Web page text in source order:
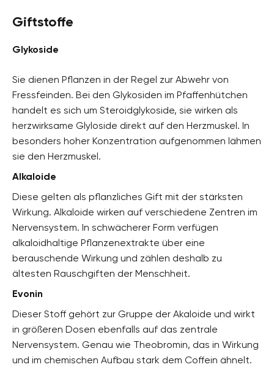
Giftstoffe
Glykoside
Sie dienen Pflanzen in der Regel zur Abwehr von
Fressfeinden. Bei den Glykosiden im Pfaffenhütchen
handelt es sich um Steroidglykoside, sie wirken als
herzwirksame Glyloside direkt auf den Herzmuskel. In
besonders hoher Konzentration aufgenommen lähmen
sie den Herzmuskel.
Alkaloide
Diese gelten als pflanzliches Gift mit der stärksten
Wirkung. Alkaloide wirken auf verschiedene Zentren im
Nervensystem. In schwächerer Form verfügen
alkaloidhaltige Pflanzenextrakte über eine
berauschende Wirkung und zählen deshalb zu
ältesten Rauschgiften der Menschheit.
Evonin
Dieser Stoff gehört zur Gruppe der Akaloide und wirkt
in größeren Dosen ebenfalls auf das zentrale
Nervensystem. Genau wie Theobromin, das in Wirkung
und im chemischen Aufbau stark dem Coffein ähnelt.